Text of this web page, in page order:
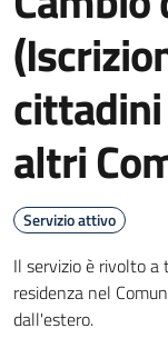
altri
Servizio attivo
Il servizio è rivolto
residenza nel
dall'estero.